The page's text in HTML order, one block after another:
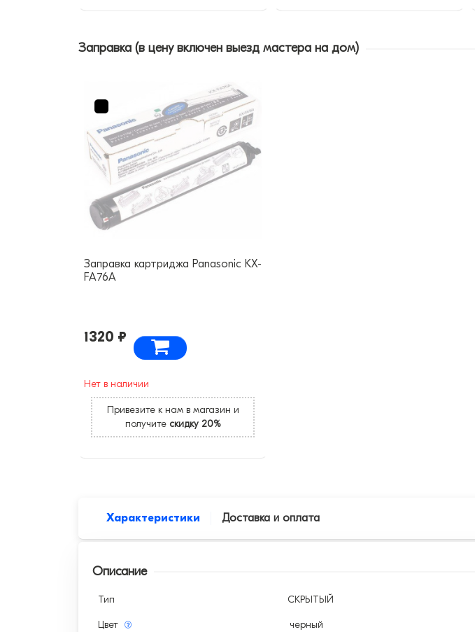
Заправка (в цену включен выезд мастера на дом)
Заправка картриджа Panasonic KX-
FA76A
1320 ₽
Нет в наличии
Привезите к нам в магазин и
получите скидку 20%
Характеристики Доставка и оплата
Описание
Тип СКРЫТЫЙ
Цвет черный